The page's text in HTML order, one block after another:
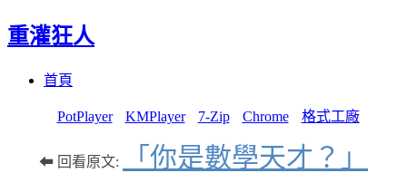
重灌狂人
首頁
PotPlayer KMPlayer 7-Zip Chrome 格式工廠
⬅ 回看原文:
「你是數學天才？」